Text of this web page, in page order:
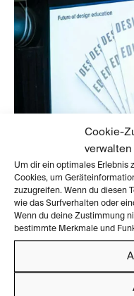
Cookie-
verwalten
Um dir ein optimales Erlebnis
Cookies, um
zuzugreifen. Wenn du diesen
wie das Surfverhalten oder
Wenn du deine Zustimmung
bestimmte Merkmale und
September 2023
Design – Engagement